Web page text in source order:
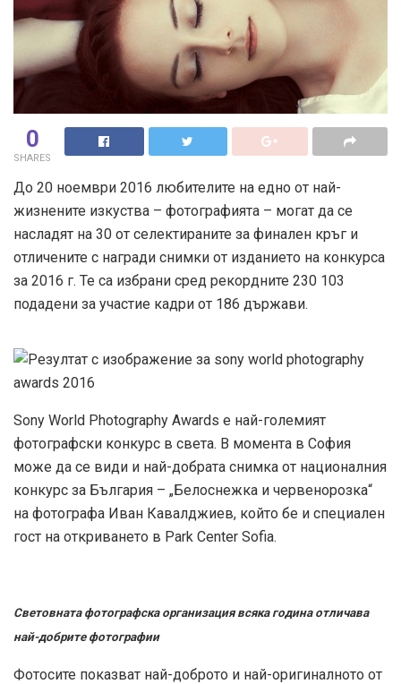
0
SHARES
До 20 ноември 2016 любителите на едно от най-
жизнените изкуства – фотографията – могат да се
насладят на 30 от селектираните за финален кръг и
отличените с награди снимки от изданието на конкурса
за 2016 г. Те са избрани сред рекордните 230 103
подадени за участие кадри от 186 държави.
Sony World Photography Awards е най-големият
фотографски конкурс в света. В момента в София
може да се види и най-добрата снимка от националния
конкурс за България – „Белоснежка и червенорозка“
на фотографа Иван Кавалджиев, който бе и специален
гост на откриването в Park Center Sofia.
Световната фотографска организация всяка година отличава
най-добрите фотографии
Фотосите показват най-доброто и най-оригиналното от